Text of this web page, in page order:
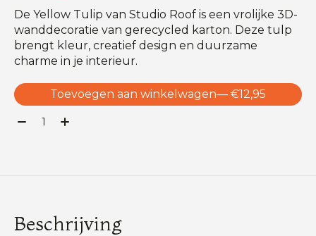
De Yellow Tulip van Studio Roof is een vrolijke 3D-
wanddecoratie van gerecycled karton. Deze tulp
brengt kleur, creatief design en duurzame
charme in je interieur.
Toevoegen aan winkelwagen
— €12,95
Aantal:
Beschrijving